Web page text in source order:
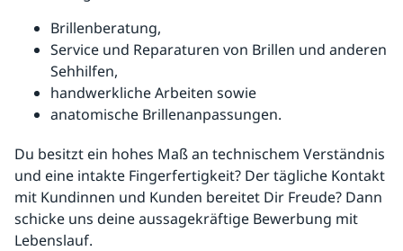
Brillenberatung,
Service und Reparaturen von Brillen und anderen
Sehhilfen,
handwerkliche Arbeiten sowie
anatomische Brillenanpassungen.
Du besitzt ein hohes Maß an technischem Verständnis
und eine intakte Fingerfertigkeit? Der tägliche Kontakt
mit Kundinnen und Kunden bereitet Dir Freude? Dann
schicke uns deine aussagekräftige Bewerbung mit
Lebenslauf.